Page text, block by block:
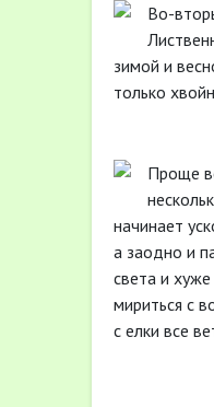
Во-
зимой и
только
Проще
начинает
а заодно и
света и
мириться с
с елки все